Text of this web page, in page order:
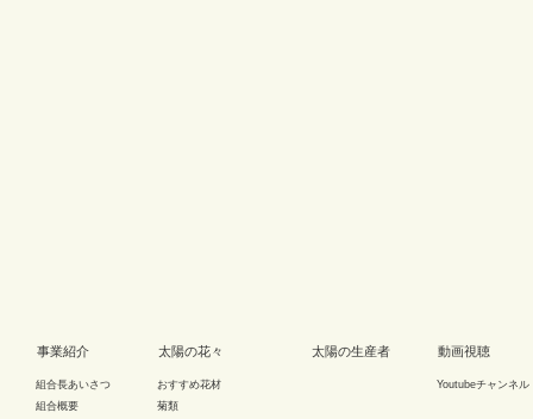
事業紹介
組合長あいさつ
組合概要
太陽の花々
おすすめ花材
菊類
太陽の生産者 動画視聴
Youtubeチャンネル